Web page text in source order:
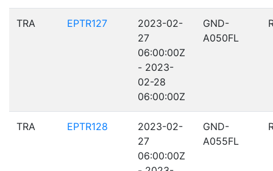
TRA EPTR127
2023-02-
27
06:00:00Z
- 2023-
02-28
06:00:00Z
GND-
A050FL
TRA EPTR128
2023-02-
27
06:00:00Z
GND-
A055FL